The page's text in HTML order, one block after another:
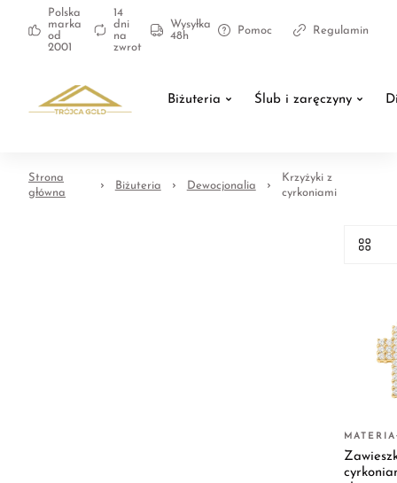
Polska
marka
od
2001
14
dni
na
zwrot
Wysyłka
48h
Pomoc Regulamin
Biżuteria Ślub i zaręczyny
Strona
główna
Biżuteria Dewocjonalia
Krzyżyki z
cyrkoniami